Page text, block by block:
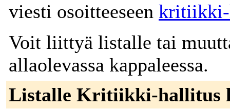
viesti osoitteeseen kritiikki-
Voit liittyä listalle tai
allaolevassa kappaleessa.
Listalle Kritiikki-hallitus